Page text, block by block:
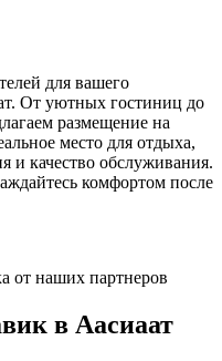
для вашего
От уютных гостиниц до
размещение на
место для отдыха,
и качество обслуживания.
комфортом после
от наших партнеров
в Аасиаат